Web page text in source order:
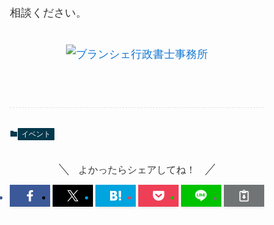
相談ください。
イベント
よかったらシェアしてね！